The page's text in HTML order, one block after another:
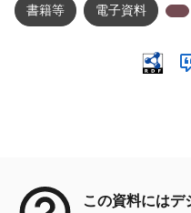
書籍等 電子資料
この資料にはデ